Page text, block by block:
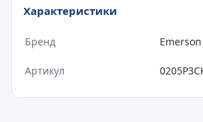
Характеристики
Бренд Emerson
Артикул